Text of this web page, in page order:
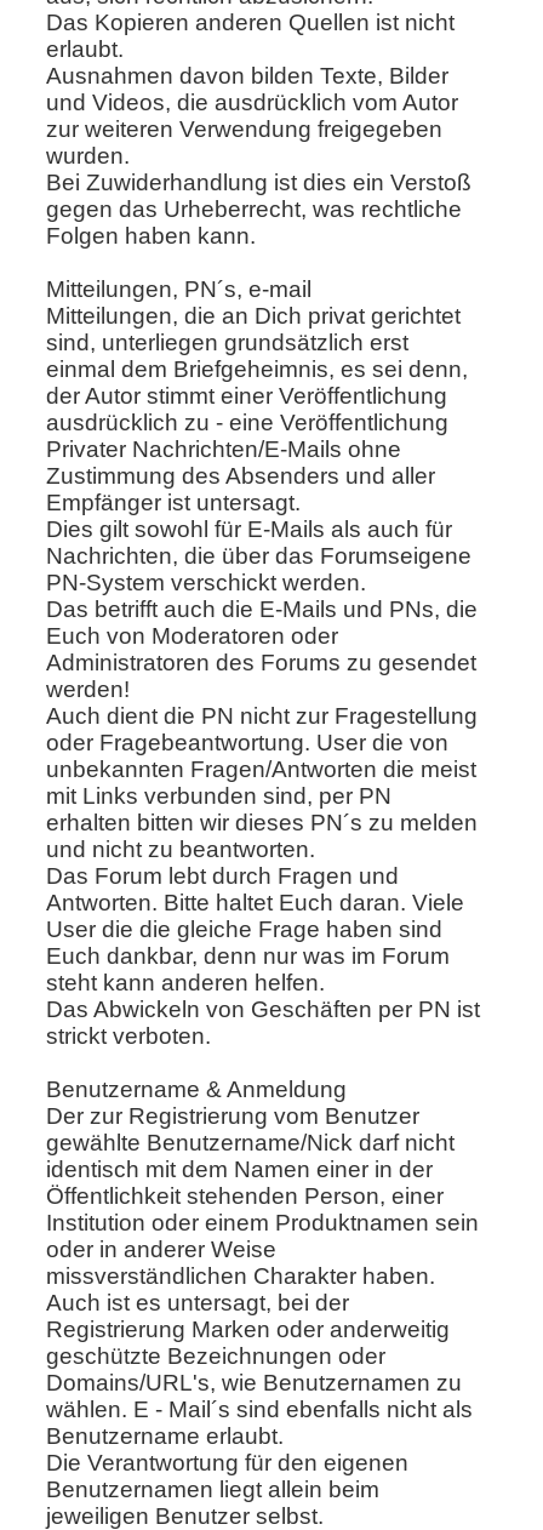
Das Kopieren anderen Quellen ist nicht
erlaubt.
Ausnahmen davon bilden Texte, Bilder
und Videos, die ausdrücklich vom Autor
zur weiteren Verwendung freigegeben
wurden.
Bei Zuwiderhandlung ist dies ein Verstoß
gegen das Urheberrecht, was rechtliche
Folgen haben kann.
Mitteilungen, PN´s, e-mail
Mitteilungen, die an Dich privat gerichtet
sind, unterliegen grundsätzlich erst
einmal dem Briefgeheimnis, es sei denn,
der Autor stimmt einer Veröffentlichung
ausdrücklich zu - eine Veröffentlichung
Privater Nachrichten/E-Mails ohne
Zustimmung des Absenders und aller
Empfänger ist untersagt.
Dies gilt sowohl für E-Mails als auch für
Nachrichten, die über das Forumseigene
PN-System verschickt werden.
Das betrifft auch die E-Mails und PNs, die
Euch von Moderatoren oder
Administratoren des Forums zu gesendet
werden!
Auch dient die PN nicht zur Fragestellung
oder Fragebeantwortung. User die von
unbekannten Fragen/Antworten die meist
mit Links verbunden sind, per PN
erhalten bitten wir dieses PN´s zu melden
und nicht zu beantworten.
Das Forum lebt durch Fragen und
Antworten. Bitte haltet Euch daran. Viele
User die die gleiche Frage haben sind
Euch dankbar, denn nur was im Forum
steht kann anderen helfen.
Das Abwickeln von Geschäften per PN ist
strickt verboten.
Benutzername & Anmeldung
Der zur Registrierung vom Benutzer
gewählte Benutzername/Nick darf nicht
identisch mit dem Namen einer in der
Öffentlichkeit stehenden Person, einer
Institution oder einem Produktnamen sein
oder in anderer Weise
missverständlichen Charakter haben.
Auch ist es untersagt, bei der
Registrierung Marken oder anderweitig
geschützte Bezeichnungen oder
Domains/URL's, wie Benutzernamen zu
wählen. E - Mail´s sind ebenfalls nicht als
Benutzername erlaubt.
Die Verantwortung für den eigenen
Benutzernamen liegt allein beim
jeweiligen Benutzer selbst.